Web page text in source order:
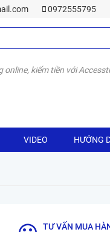
0972555795
kiếm tiền với
VIDEO HƯỚNG
TƯ VẤN MUA